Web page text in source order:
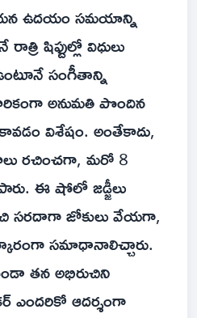
ఉదయం సమయాన్ని
షిఫ్టుల్లో విధులు
ఉంటూనే సంగీతాన్ని
అనుమతి పొందిన
విశేషం. అంతేకాదు,
రచించగా, మరో 8
ఈ షోలో జడ్జీలు
సరదాగా జోకులు వేయగా,
సమాధానాలిచ్చారు.
తన అభిరుచిని
ఎందరికో ఆదర్శంగా